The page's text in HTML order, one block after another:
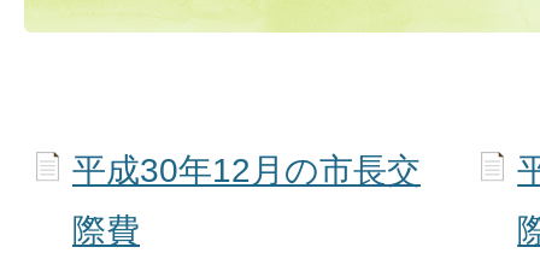
平成30年12月の市長交
際費